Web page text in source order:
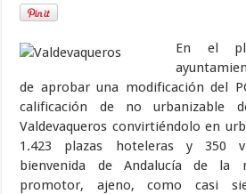
En el
de aprobar una modificación del
calificación de no urbanizable
Valdevaqueros convirtiéndolo en
1.423 plazas hoteleras y 350
bienvenida de Andalucía de
promotor, ajeno, como casi